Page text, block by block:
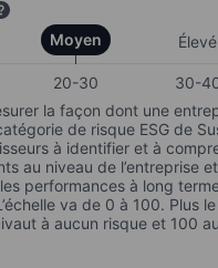
Moyen Élevé
20-30 30-
la façon dont une
de risque ESG de
à identifier et à
au niveau de l’entreprise
performances à long
va de 0 à 100. Plus
à aucun risque et 100